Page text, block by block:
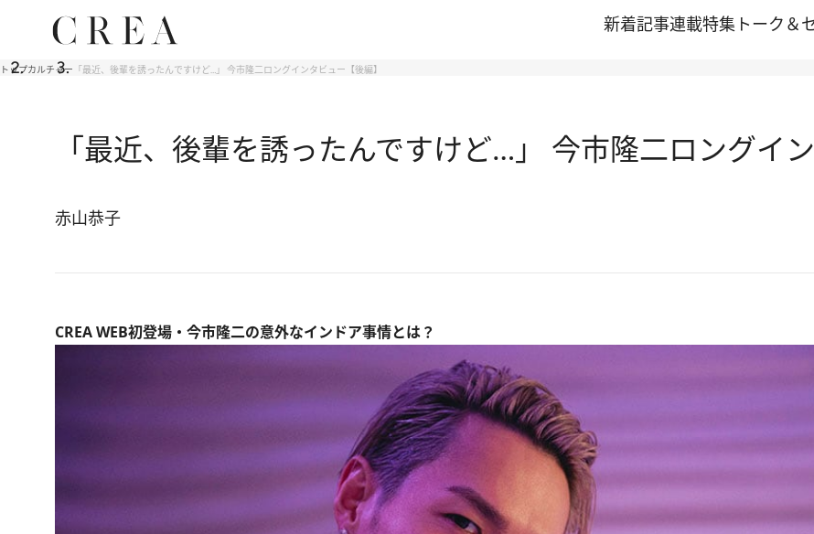
新着記事連載特集 トーク＆
トップカルチャー 「最近、後輩を誘ったんですけど…」 今市隆二ロングインタビュー【後編】
「最近、後輩を誘ったんですけど…」 今市隆二ロングイ
赤山恭子
CREA WEB初登場・今市隆二の意外なインドア事情とは？